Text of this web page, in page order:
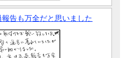
告も万全だと思いました